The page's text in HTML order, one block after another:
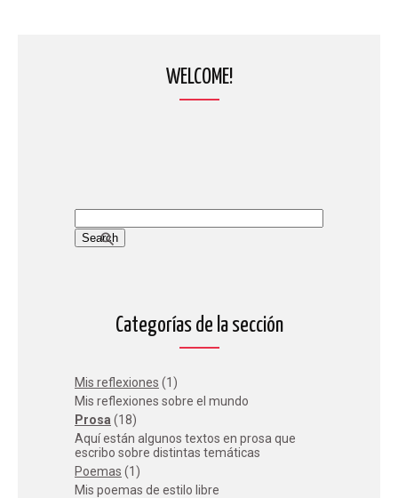
WELCOME!
Categorías de la sección
Mis reflexiones (1)
Mis reflexiones sobre el mundo
Prosa (18)
Aquí están algunos textos en prosa que
escribo sobre distintas temáticas
Poemas (1)
Mis poemas de estilo libre